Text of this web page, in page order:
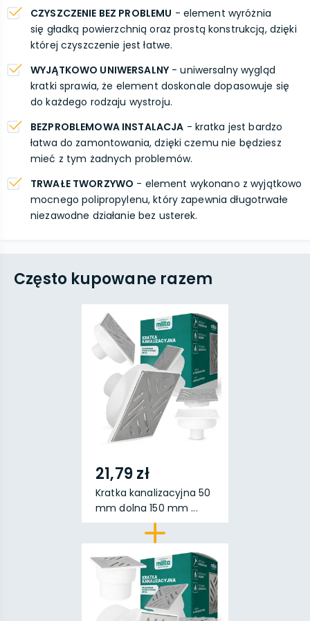
CZYSZCZENIE BEZ PROBLEMU - element wyróżnia
się gładką powierzchnią oraz prostą konstrukcją, dzięki
której czyszczenie jest łatwe.
WYJĄTKOWO UNIWERSALNY- uniwersalny wygląd
kratki sprawia, że element doskonale dopasowuje się
do każdego rodzaju wystroju.
BEZPROBLEMOWA INSTALACJA - kratka jest bardzo
łatwa do zamontowania, dzięki czemu nie będziesz
mieć z tym żadnych problemów.
TRWAŁE TWORZYWO - element wykonano z wyjątkowo
mocnego polipropylenu, który zapewnia długotrwałe
niezawodne działanie bez usterek.
Często kupowane razem
21,79 zł
Kratka kanalizacyjna 50
mm dolna 150 mm ...